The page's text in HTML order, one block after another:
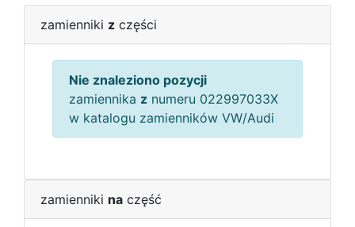
zamienniki z części
Nie znaleziono pozycji
zamiennika z numeru 022997033X
w katalogu zamienników VW/Audi
zamienniki na część